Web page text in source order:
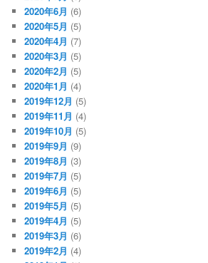
2020年6月 (6)
2020年5月 (5)
2020年4月 (7)
2020年3月 (5)
2020年2月 (5)
2020年1月 (4)
2019年12月 (5)
2019年11月 (4)
2019年10月 (5)
2019年9月 (9)
2019年8月 (3)
2019年7月 (5)
2019年6月 (5)
2019年5月 (5)
2019年4月 (5)
2019年3月 (6)
2019年2月 (4)